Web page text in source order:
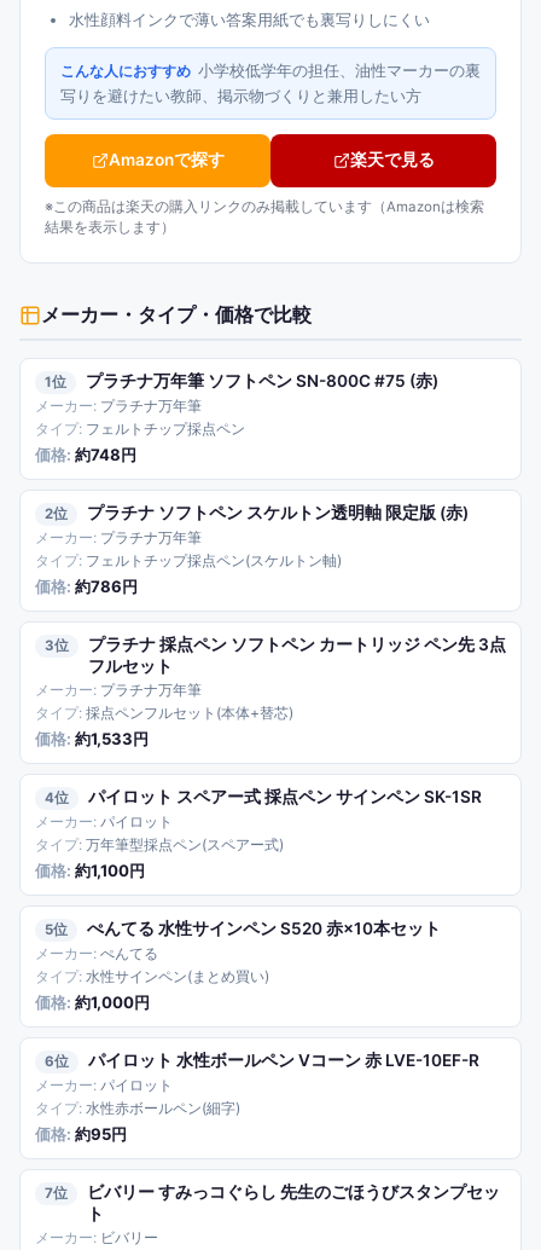
水性顔料インクで薄い答案用紙でも裏写りしにくい
こんな人におすすめ 小学校低学年の担任、油性マーカーの裏
写りを避けたい教師、掲示物づくりと兼用したい方
Amazonで探す 楽天で見る
※この商品は楽天の購入リンクのみ掲載しています（Amazonは検索
結果を表示します）
メーカー・タイプ・価格で比較
1 プラチナ万年筆 ソフトペン SN-800C #75 (赤)
プラチナ万年筆
フェルトチップ採点ペン
約748円
2 プラチナ ソフトペン スケルトン透明軸 限定版 (赤)
プラチナ万年筆
フェルトチップ採点ペン(スケルトン軸)
約786円
3
プラチナ 採点ペン ソフトペン カートリッジ ペン先 3点
フルセット
プラチナ万年筆
採点ペンフルセット(本体+替芯)
約1,533円
4 パイロット スペアー式 採点ペン サインペン SK-1SR
パイロット
万年筆型採点ペン(スペアー式)
約1,100円
5 ぺんてる 水性サインペン S520 赤×10本セット
ぺんてる
水性サインペン(まとめ買い)
約1,000円
6 パイロット 水性ボールペン Vコーン 赤 LVE-10EF-R
パイロット
水性赤ボールペン(細字)
約95円
7
ビバリー すみっコぐらし 先生のごほうびスタンプセッ
ト
ビバリー